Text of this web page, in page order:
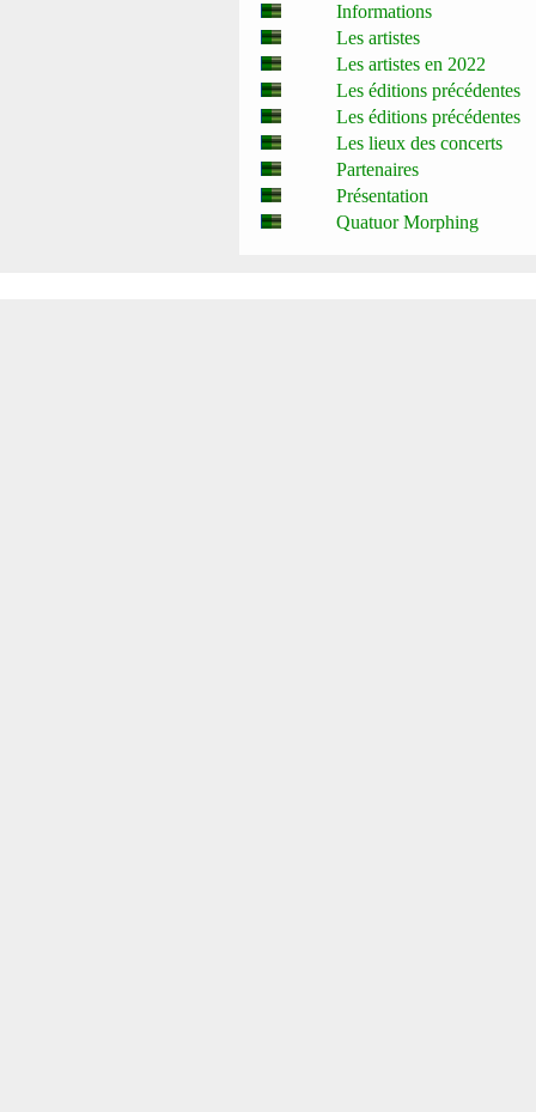
Informations
Les artistes
Les artistes en 2022
Les éditions précédentes
Les éditions précédentes
Les lieux des concerts
Partenaires
Présentation
Quatuor Morphing